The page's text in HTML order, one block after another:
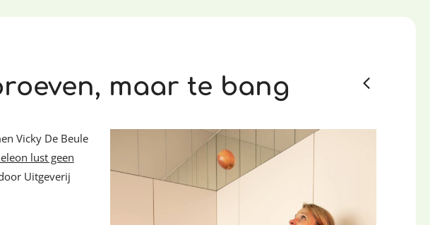
maar te bang
Vicky De Beule
lust geen
Uitgeverij